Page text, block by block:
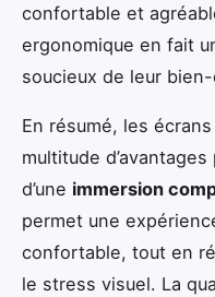
confortable et
ergonomique en fait
soucieux de leur
En résumé, les
multitude
d’une immersion
permet une
confortable, tout en
le stress visuel. La